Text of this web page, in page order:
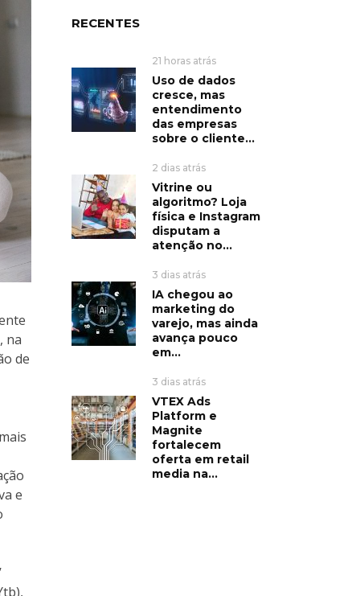
na
de
e
RECENTES
21 horas atrás
Uso de dados
cresce, mas
entendimento
das empresas
sobre o cliente...
2 dias atrás
Vitrine ou
algoritmo? Loja
física e Instagram
disputam a
atenção no...
3 dias atrás
IA chegou ao
marketing do
varejo, mas ainda
avança pouco
em...
3 dias atrás
VTEX Ads
Platform e
Magnite
fortalecem
oferta em retail
media na...